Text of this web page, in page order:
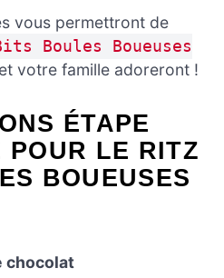
vous permettront de
Boules Boueuses
votre famille adoreront !
ÉTAPE
POUR LE RITZ
BOUEUSES
chocolat